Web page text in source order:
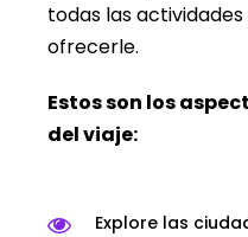
todas las
ofrecerle.
Estos son los
del viaje:
Explore las